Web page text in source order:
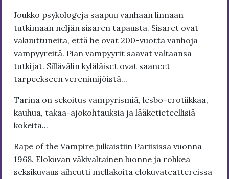
Joukko psykologeja saapuu vanhaan linnaan
tutkimaan neljän sisaren tapausta. Sisaret ovat
vakuuttuneita, että he ovat 200-vuotta vanhoja
vampyyreitä. Pian vampyyrit saavat valtaansa
tutkijat. Sillävälin kyläläiset ovat saaneet
tarpeekseen verenimijöistä...
Tarina on sekoitus vampyrismiä, lesbo-erotiikkaa,
kauhua, takaa-ajokohtauksia ja lääketieteellisiä
kokeita...
Rape of the Vampire julkaistiin Pariisissa vuonna
1968. Elokuvan väkivaltainen luonne ja rohkea
seksikuvaus aiheutti mellakoita elokuvateattereissa